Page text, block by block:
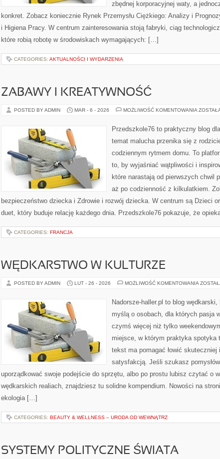
zbędnej korporacyjnej waty, a
konkret. Zobacz koniecznie Rynek Przemysłu Ciężkiego: Analizy i
i Higiena Pracy. W centrum zainteresowania stoją fabryki, ciąg
które robią robotę w środowiskach wymagających: […]
CATEGORIES: AKTUALNOŚCI I WYDARZENIA
ZABAWY I KREATYWNOŚĆ
POSTED BY ADMIN MAR - 6 - 2026 MOŻLIWOŚĆ KOMENTOWANIA ZABAWY
Przedszkole76 to praktyczny blog
temat malucha przenika się z
codziennym rytmem domu. To
to, by wyjaśniać wątpliwości i
które narastają od pierwszych chwil
aż po codzienność z kilkulatkiem.
bezpieczeństwo dziecka i Zdrowie i rozwój dziecka. W centrum są Dzieci
duet, który buduje relację każdego dnia. Przedszkole76 pokazuje, że
CATEGORIES: FRANCJA
WĘDKARSTWO W KULTURZE
POSTED BY ADMIN LUT - 26 - 2026 MOŻLIWOŚĆ KOMENTOWANIA
Nadorsze-haller.pl to blog wędkarski,
myślą o osobach, dla których pasja
czymś więcej niż tylko
miejsce, w którym praktyka spotyka
tekst ma pomagać łowić skuteczniej
satysfakcją. Jeśli szukasz
uporządkować swoje podejście do sprzętu, albo po prostu lubisz czytać o
wędkarskich realiach, znajdziesz tu solidne kompendium. Nowości na
ekologia […]
CATEGORIES: BEAUTY & WELLNESS – URODA OD WEWNĄTRZ
SYSTEMY POLITYCZNE ŚWIATA